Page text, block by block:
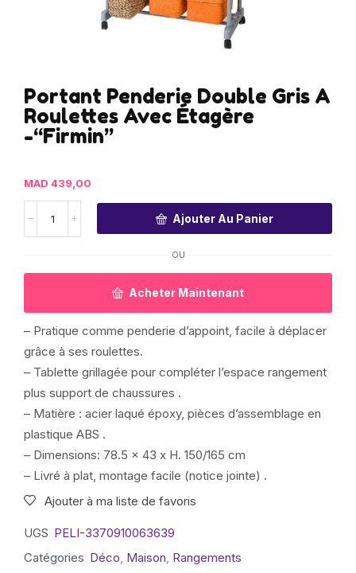
Portant Penderie Double Gris A
Roulettes Avec Étagère
-“Firmin”
MAD 439,00
Ajouter Au Panier
OU
Acheter Maintenant
– Pratique comme penderie d’appoint, facile à déplacer
grâce à ses roulettes.
– Tablette grillagée pour compléter l’espace rangement
plus support de chaussures .
– Matière : acier laqué époxy, pièces d’assemblage en
plastique ABS .
– Dimensions: 78.5 x 43 x H. 150/165 cm
– Livré à plat, montage facile (notice jointe) .
Ajouter à ma liste de favoris
UGS PELI-3370910063639
Catégories Déco, Maison, Rangements